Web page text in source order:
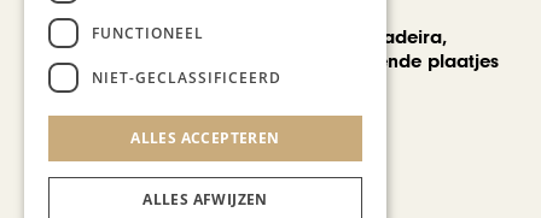
Een week op Madeira,
voorbij de bekende plaatjes
MODE & BEAUTY
FUNCTIONEEL
NIET-GECLASSIFICEERD
ALLES ACCEPTEREN
ALLES AFWIJZEN